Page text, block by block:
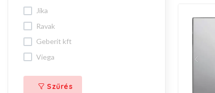
jika
ravak
geberit kft
viega
Szűrés